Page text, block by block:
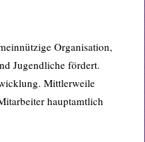
Organisation,
Jugendliche fördert.
Mittlerweile
hauptamtlich